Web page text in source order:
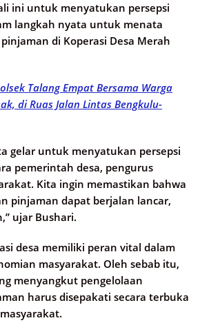
ini untuk menyatukan persepsi
langkah nyata untuk menata
di Koperasi Desa Merah
Talang Empat Bersama Warga
di Ruas Jalan Lintas Bengkulu-
gelar untuk menyatukan persepsi
pemerintah desa, pengurus
Kita ingin memastikan bahwa
pinjaman dapat berjalan lancar,
ujar Bushari.
desa memiliki peran vital dalam
masyarakat. Oleh sebab itu,
menyangkut pengelolaan
harus disepakati secara terbuka